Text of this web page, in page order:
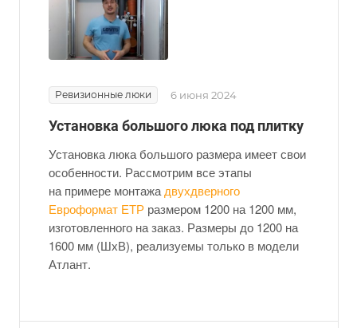
Ревизионные люки 6 июня 2024
Установка большого люка под плитку
Установка люка большого размера имеет свои
особенности. Рассмотрим все этапы
на примере монтажа двухдверного
Евроформат ЕТР размером 1200 на 1200 мм,
изготовленного на заказ. Размеры до 1200 на
1600 мм (ШхВ), реализуемы только в модели
Атлант.